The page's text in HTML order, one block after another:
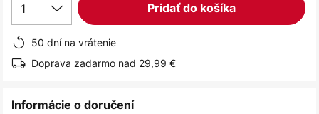
1 Pridať do košíka
50 dní na vrátenie
Doprava zadarmo nad 29,99 €
Informácie o doručení